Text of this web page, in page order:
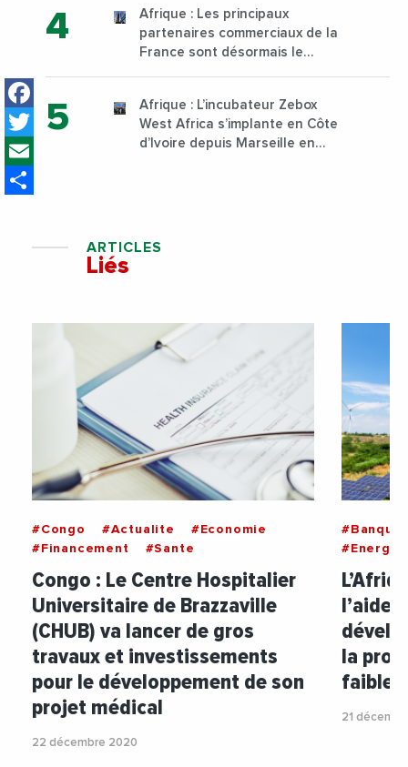
Facebook
Twitter
sur son campus de Karen à
Nairobi dès janvier 2023
Afrique : Les principaux
partenaires commerciaux de la
France sont désormais le
Afrique : L’incubateur Zebox
West Africa s’implante en Côte
d’Ivoire depuis Marseille en
ARTICLES
Liés
#Congo #Actualite
#Economie
#Financement
#Sante
Congo : Le Centre Hospitalier
Universitaire de Brazzaville
(CHUB) va lancer de gros
travaux et investissements
pour le développement de son
projet médical
22 décembre 2020
#Banque
#Energie
l’aide
la
faibles
21